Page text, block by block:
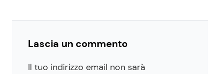
Lascia un commento
Il tuo indirizzo email non sarà